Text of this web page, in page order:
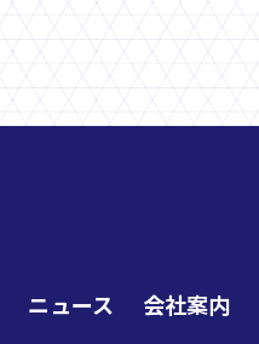
ニュース 会社案内